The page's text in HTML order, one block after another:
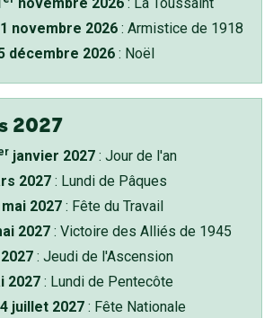
novembre 2026 : Armistice de 1918
décembre 2026 : Noël
2027
janvier 2027 : Jour de l'an
2027 : Lundi de Pâques
mai 2027 : Fête du Travail
2027 : Victoire des Alliés de 1945
: Jeudi de l'Ascension
2027 : Lundi de Pentecôte
juillet 2027 : Fête Nationale